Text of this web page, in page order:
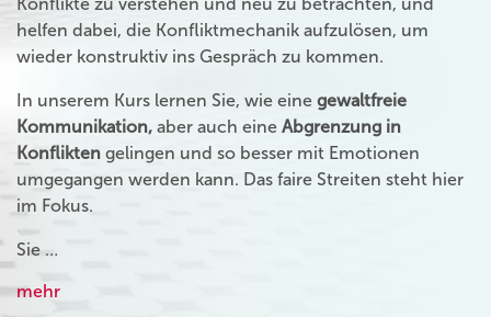
helfen dabei, die Konfliktmechanik aufzulösen, um
wieder konstruktiv ins Gespräch zu kommen.
In unserem Kurs lernen Sie, wie eine gewaltfreie
Kommunikation, aber auch eine Abgrenzung in
Konflikten gelingen und so besser mit Emotionen
umgegangen werden kann. Das faire Streiten steht hier
im Fokus.
Sie …
mehr